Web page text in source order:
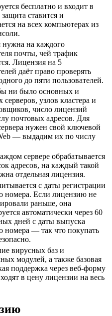
бесплатно и входит в
ставится и
на всех компьютерах из
нужна на каждого
почты, чей трафик
Лицензия на 5
даёт право проверять
до пяти пользователей.
ни было основных и
серверов, узлов кластера и
число лицензий
почтовых адресов. Для
нужен свой ключевой
— выдадим их по числу
сервере обрабатывается
адресов, на каждый такой
отдельная лицензия.
с даты регистрации
номера. Если лицензию не
раньше, она
автоматически через 60
дней с даты выпуска
номера — так что покупать
вирусных баз и
модулей, а также базовая
поддержка через веб-форму
в цену лицензии на весь